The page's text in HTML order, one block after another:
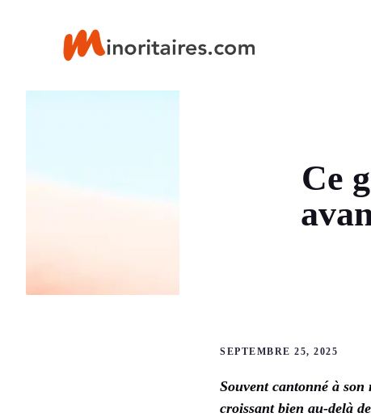
Ce
SEPTEMBRE 25, 2025
Souvent cantonné à
croissant bien au-delà